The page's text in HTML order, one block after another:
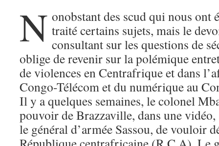
N onobstant des scud qui nous ont
traité certains sujets, mais le
consultant sur les questions de
oblige de revenir sur la polémique
de violences en Centrafrique et dans
Congo-Télécom et du numérique au
Il y a quelques semaines, le colonel
pouvoir de Brazzaville, dans une
le général d’armée Sassou, de vouloir